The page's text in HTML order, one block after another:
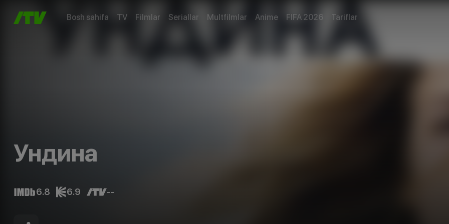
Bosh sahifa TV Filmlar Seriallar Multfilmlar Anime FIFA 2026 Tariflar
Ундина
6.8 6.9 --